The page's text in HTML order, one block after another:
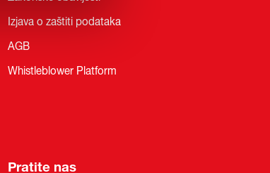
Izjava o zaštiti podataka
AGB
Whistleblower Platform
Pratite nas